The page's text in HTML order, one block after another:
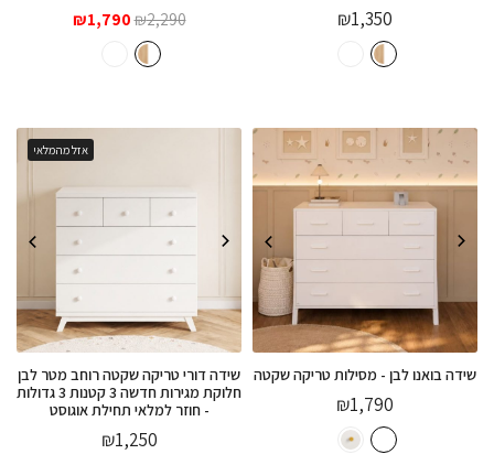
₪1,350
₪2,290
המחיר₪1,790
המחיר
שידה בואנו לבן - מסילות טריקה שקטה
₪1,790
אזל מהמלאי
שידה דורי טריקה שקטה רוחב מטר לבן
חלוקת מגירות חדשה 3 קטנות 3 גדולות
- חוזר למלאי תחילת אוגוסט
₪1,250